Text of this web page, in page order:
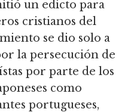
un edicto para
cristianos del
se dio solo a
la persecución de
por parte de los
como
portugueses,